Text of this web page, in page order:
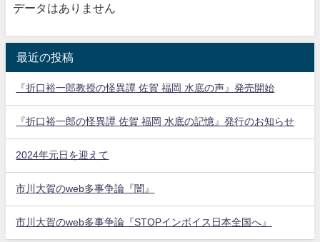
データはありません
最近の投稿
『折口裕一郎教授の怪異譚 佐賀 福岡 水底の声』発売開始
『折口裕一郎の怪異譚 佐賀 福岡 水底の記憶』発行のお知らせ
2024年元日を迎えて
市川大賀のweb多事争論『闇』
市川大賀のweb多事争論『STOPインボイス日本全国へ』